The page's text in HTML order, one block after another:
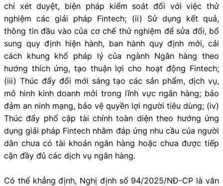
chí xét duyệt, biện pháp kiểm soát đối với việc thử
nghiệm các giải pháp Fintech; (ii) Sử dụng kết quả,
thông tin đầu vào của cơ chế thử nghiệm để sửa đổi, bổ
sung quy định hiện hành, ban hành quy định mới, cải
cách khung khổ pháp lý của ngành Ngân hàng theo
hướng thích ứng, tạo thuận lợi cho hoạt động Fintech;
(iii) Thúc đẩy đổi mới sáng tạo các sản phẩm, dịch vụ,
mô hình kinh doanh mới trong lĩnh vực ngân hàng; bảo
đảm an ninh mạng, bảo vệ quyền lợi người tiêu dùng; (iv)
Thúc đẩy phổ cập tài chính toàn diện theo hướng ứng
dụng giải pháp Fintech nhằm đáp ứng nhu cầu của người
dân chưa có tài khoản ngân hàng hoặc chưa được tiếp
cận đầy đủ các dịch vụ ngân hàng.
Có thể khẳng định, Nghị định số 94/2025/NĐ-CP là văn